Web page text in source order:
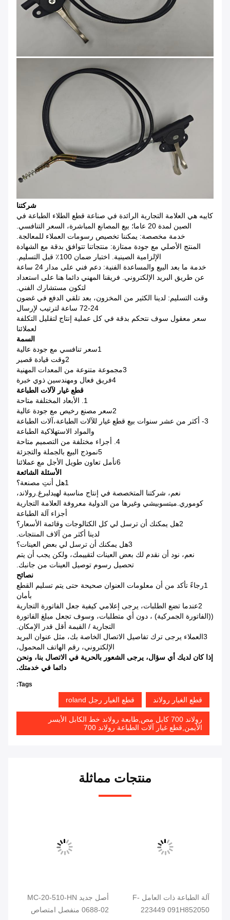
شركتنا
كاييه هي العلامة التجارية الرائدة في صناعة قطع الطلاء الطباعة في
الصين لمدة 20 عاما؛ بيع المصانع المباشرة، السعر التنافسي.
خدمة مخصصة: يمكننا تخصيص رسومات العملاء للمعالجة.
المنتج الأصلي مع جودة ممتازة: منتجاتنا تتوافق بدقة مع الشهادة
الإلزامية الصينية. اختبار ضمان 100٪ قبل التسليم.
خدمة ما بعد البيع والمساعدة الفنية: دعم فني على مدار 24 ساعة
عن طريق البريد الإلكتروني. فريقنا المهني دائما هنا على استعداد
لتكون مستشارك الفني.
وقت التسليم: لدينا الكثير من المخزون، بعد تلقي الدفع في غضون
24-72 ساعة لترتيب لإرسال
سعر معقول سوف نتحكم بدقة في كل عملية إنتاج لتقليل التكلفة
لعملائنا
السمة
1سعر تنافسي مع جودة عالية
2وقت قيادة قصير
3مجموعة متنوعة من المعدات المهنية
4فريق فعال ومهندسين ذوي خبرة
قطع غيار لآلات الطباعة
1. الأبعاد المختلفة متاحة
2سعر مصنع رخيص مع جودة عالية
3- أكثر من عشر سنوات بيع قطع غيار للآلات الطباعة،آلات الطباعة
والمواد الاستهلاكية الطباعة
4. أجزاء مختلفة من التصميم متاحة
5نموذج البيع بالجملة والتجزئة
6نأمل تعاون طويل الأجل مع عملائنا
الأسئلة الشائعة
1هل أنتِ مصنعة؟
نعم، شركتنا المتخصصة في إنتاج مناسبة لهيدلبرغ.رولاند،
كوموري.ميتسوبيشي وغيرها من الدولية معروفة العلامة التجارية
أجزاء آلة الطباعة
2هل يمكنك أن ترسل لي كل الكتالوجات وقائمة الأسعار؟
لدينا أكثر من آلاف المنتجات.
3هل يمكنك أن ترسل لي بعض العينات؟
نعم، نود أن نقدم لك بعض العينات لتقييمك، ولكن يجب أن يتم
تحصيل رسوم توصيل العينات من جانبك.
نصائح
1رجاءً تأكد من أن معلومات العنوان صحيحة حتى يتم تسليم القطع
بأمان
2عندما تضع الطلبات، يرجى إعلامي كيفية جعل الفاتورة التجارية
((الفاتورة الجمركية) ، دون أي متطلبات، وسوف تجعل مبلغ الفاتورة
التجارية / القيمة أقل قدر الإمكان.
3العملاء يرجى ترك تفاصيل الاتصال الخاصة بك، مثل عنوان البريد
الإلكتروني، رقم الهاتف المحمول،
إذا كان لديك أي سؤال، يرجى الشعور بالحرية في الاتصال بنا، ونحن
دائما في خدمتك.
Tags:
قطع الغيار رولاند قطع الغيار رجل roland
رولاند 700 كابل مص,طابعة رولاند خط الكابل الأيسر
الأيمن,قطع غيار آلات الطباعة رولاند 700
منتجات مماثلة
آلة الطباعة ذات العامل F-
223449 091H852050
أصل جديد MC-20-510-HN
0688-02 منفصل امتصاص